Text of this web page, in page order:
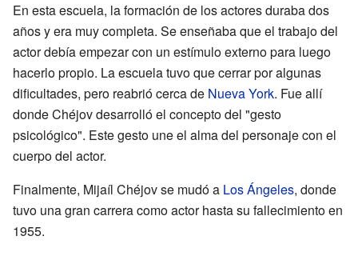
En esta escuela, la formación de los actores duraba dos
años y era muy completa. Se enseñaba que el trabajo del
actor debía empezar con un estímulo externo para luego
hacerlo propio. La escuela tuvo que cerrar por algunas
dificultades, pero reabrió cerca de Nueva York. Fue allí
donde Chéjov desarrolló el concepto del "gesto
psicológico". Este gesto une el alma del personaje con el
cuerpo del actor.
Finalmente, Mijaíl Chéjov se mudó a Los Ángeles, donde
tuvo una gran carrera como actor hasta su fallecimiento en
1955.